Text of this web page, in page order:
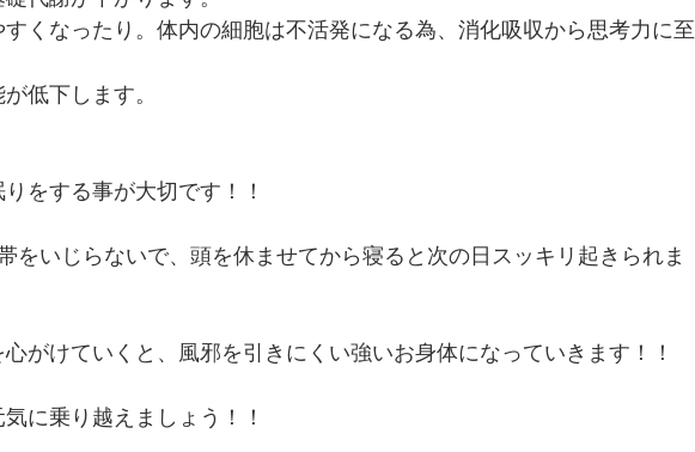
くなったり。体内の細胞は不活発になる為、消化吸収から思考力に至
低下します。
をする事が大切です！！
をいじらないで、頭を休ませてから寝ると次の日スッキリ起きられま
がけていくと、風邪を引きにくい強いお身体になっていきます！！
に乗り越えましょう！！